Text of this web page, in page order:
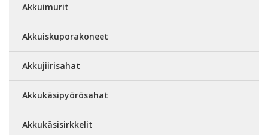
Akkuimurit
Akkuiskuporakoneet
Akkujiirisahat
Akkukäsipyörösahat
Akkukäsisirkkelit